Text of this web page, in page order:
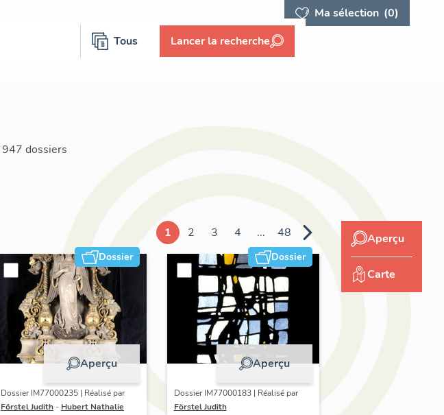
Ma sélection (0)
Tous Lancer la recherche
947 dossiers
1 2 3 4 ... 48
Dossier
Aperçu
Dossier IM77000235 | Réalisé par
Förstel Judith - Hubert Nathalie
Dossier
Aperçu
Dossier IM77000183 | Réalisé par
Förstel Judith
Aperçu
Carte